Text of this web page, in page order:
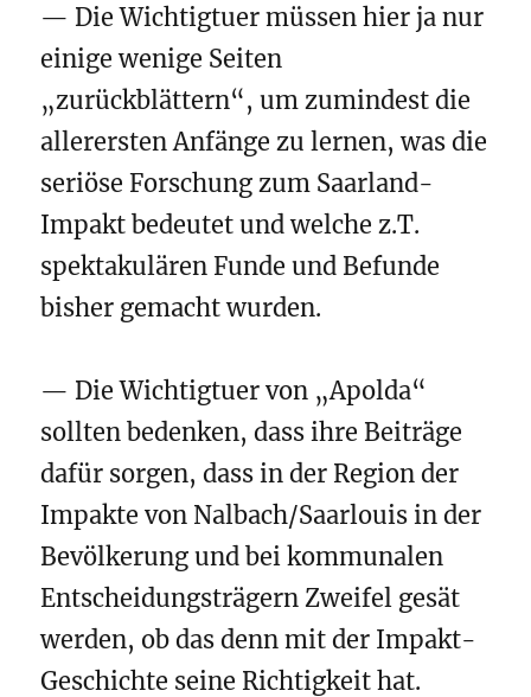
— Die Wichtigtuer müssen hier ja nur
einige wenige Seiten
„zurückblättern“, um zumindest die
allerersten Anfänge zu lernen, was die
seriöse Forschung zum Saarland-
Impakt bedeutet und welche z.T.
spektakulären Funde und Befunde
bisher gemacht wurden.
— Die Wichtigtuer von „Apolda“
sollten bedenken, dass ihre Beiträge
dafür sorgen, dass in der Region der
Impakte von Nalbach/Saarlouis in der
Bevölkerung und bei kommunalen
Entscheidungsträgern Zweifel gesät
werden, ob das denn mit der Impakt-
Geschichte seine Richtigkeit hat.